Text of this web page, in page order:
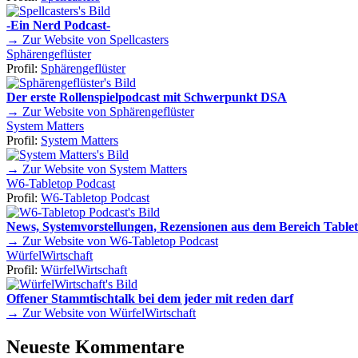
-Ein Nerd Podcast-
→ Zur Website von Spellcasters
Sphärengeflüster
Profil: Sphärengeflüster
Der erste Rollenspielpodcast mit Schwerpunkt DSA
→ Zur Website von Sphärengeflüster
System Matters
Profil: System Matters
→ Zur Website von System Matters
W6-Tabletop Podcast
Profil: W6-Tabletop Podcast
News, Systemvorstellungen, Rezensionen aus dem Bereich
→ Zur Website von W6-Tabletop Podcast
WürfelWirtschaft
Profil: WürfelWirtschaft
Offener Stammtischtalk bei dem jeder mit reden darf
→ Zur Website von WürfelWirtschaft
Neueste Kommentare